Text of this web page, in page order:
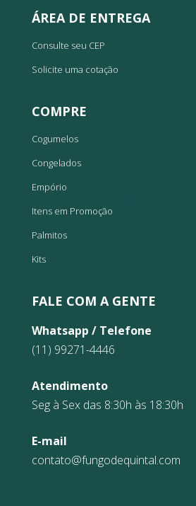
ÁREA DE ENTREGA
Consulte seu CEP
Solicite uma cotação
COMPRE
Cogumelos
Congelados
Empório
Itens em Promoção
Palmitos
Kits
FALE COM A GENTE
Whatsapp / Telefone
(11) 99271-4446
Atendimento
Seg à Sex das 8:30h às 18:30h
E-mail
contato@fungodequintal.com